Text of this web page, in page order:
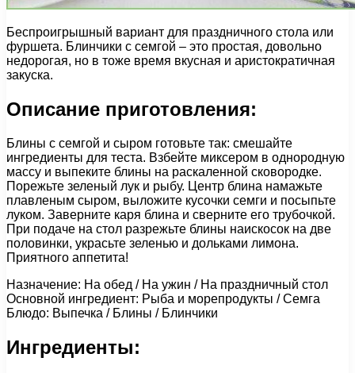
Беспроигрышный вариант для праздничного стола или
фуршета. Блинчики с семгой – это простая, довольно
недорогая, но в тоже время вкусная и аристократичная
закуска.
Описание приготовления:
Блины с семгой и сыром готовьте так: смешайте
ингредиенты для теста. Взбейте миксером в однородную
массу и выпеките блины на раскаленной сковородке.
Порежьте зеленый лук и рыбу. Центр блина намажьте
плавленым сыром, выложите кусочки семги и посыпьте
луком. Заверните каря блина и сверните его трубочкой.
При подаче на стол разрежьте блины наискосок на две
половинки, украсьте зеленью и дольками лимона.
Приятного аппетита!
Назначение: На обед / На ужин / На праздничный стол
Основной ингредиент: Рыба и морепродукты / Семга
Блюдо: Выпечка / Блины / Блинчики
Ингредиенты: